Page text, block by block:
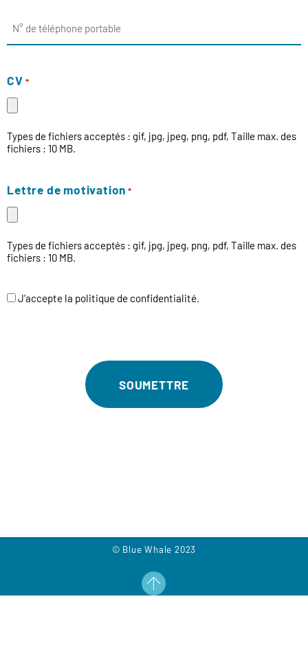
CV *
Types de fichiers acceptés : gif, jpg, jpeg, png, pdf, Taille max. des
fichiers : 10 MB.
Lettre de motivation *
Types de fichiers acceptés : gif, jpg, jpeg, png, pdf, Taille max. des
fichiers : 10 MB.
J’accepte la politique de confidentialité.
© Blue Whale 2023